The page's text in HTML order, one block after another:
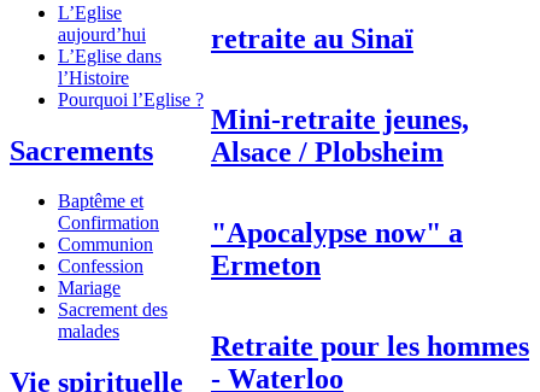
L’Eglise
aujourd’hui
L’Eglise dans
l’Histoire
Pourquoi l’Eglise ?
Sacrements
Baptême et
Confirmation
Communion
Confession
Mariage
Sacrement des
malades
Vie spirituelle
retraite au Sinaï
Mini-retraite jeunes,
Alsace / Plobsheim
"Apocalypse now" a
Ermeton
Retraite pour les hommes
- Waterloo